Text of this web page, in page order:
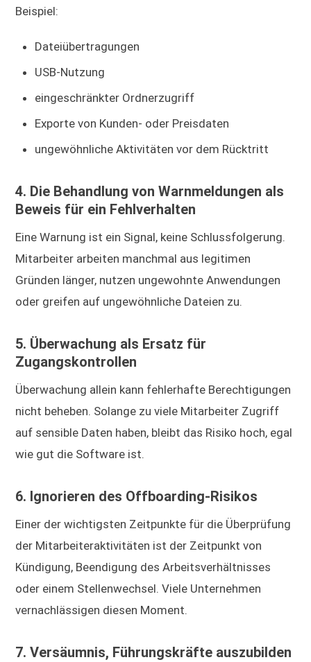
Beispiel:
Dateiübertragungen
USB-Nutzung
eingeschränkter Ordnerzugriff
Exporte von Kunden- oder Preisdaten
ungewöhnliche Aktivitäten vor dem Rücktritt
4. Die Behandlung von Warnmeldungen als
Beweis für ein Fehlverhalten
Eine Warnung ist ein Signal, keine Schlussfolgerung.
Mitarbeiter arbeiten manchmal aus legitimen
Gründen länger, nutzen ungewohnte Anwendungen
oder greifen auf ungewöhnliche Dateien zu.
5. Überwachung als Ersatz für
Zugangskontrollen
Überwachung allein kann fehlerhafte Berechtigungen
nicht beheben. Solange zu viele Mitarbeiter Zugriff
auf sensible Daten haben, bleibt das Risiko hoch, egal
wie gut die Software ist.
6. Ignorieren des Offboarding-Risikos
Einer der wichtigsten Zeitpunkte für die Überprüfung
der Mitarbeiteraktivitäten ist der Zeitpunkt von
Kündigung, Beendigung des Arbeitsverhältnisses
oder einem Stellenwechsel. Viele Unternehmen
vernachlässigen diesen Moment.
7. Versäumnis, Führungskräfte auszubilden